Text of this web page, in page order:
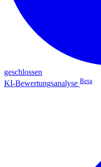
geschlossen
KI-Bewertungsanalyse Beta